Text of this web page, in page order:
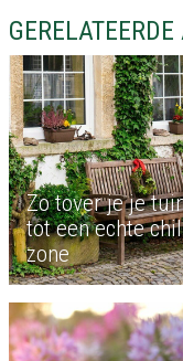
Zo tover je je
tot een echte
zone